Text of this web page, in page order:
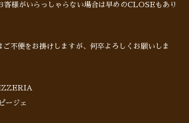
客様がいらっしゃらない場合は早めのCLOSEもあり
不便をお掛けしますが、何卒よろしくお願いしま
ジェ